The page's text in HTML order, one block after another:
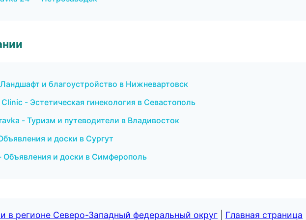
и благоустройство в Нижневартовск
- Эстетическая гинекология в Севастополь
- Туризм и путеводители в Владивосток
и доски в Сургут
и доски в Симферополь
в регионе Северо-Западный федеральный округ Главная страница